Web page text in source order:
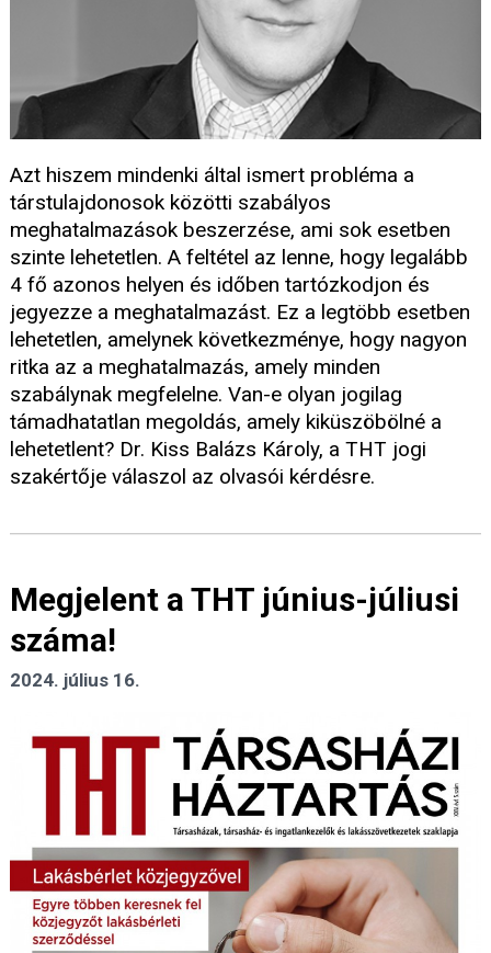
Azt hiszem mindenki által ismert probléma a
társtulajdonosok közötti szabályos
meghatalmazások beszerzése, ami sok esetben
szinte lehetetlen. A feltétel az lenne, hogy legalább
4 fő azonos helyen és időben tartózkodjon és
jegyezze a meghatalmazást. Ez a legtöbb esetben
lehetetlen, amelynek következménye, hogy nagyon
ritka az a meghatalmazás, amely minden
szabálynak megfelelne. Van-e olyan jogilag
támadhatatlan megoldás, amely kiküszöbölné a
lehetetlent? Dr. Kiss Balázs Károly, a THT jogi
szakértője válaszol az olvasói kérdésre.
Megjelent a THT június-júliusi
száma!
2024. július 16.